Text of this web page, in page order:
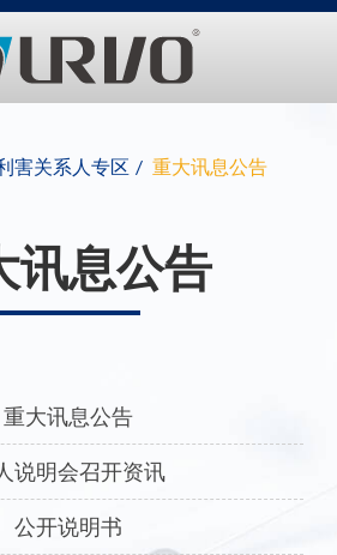
害关系人专区 重大讯息公告
讯息公告
重大讯息公告
说明会召开资讯
公开说明书